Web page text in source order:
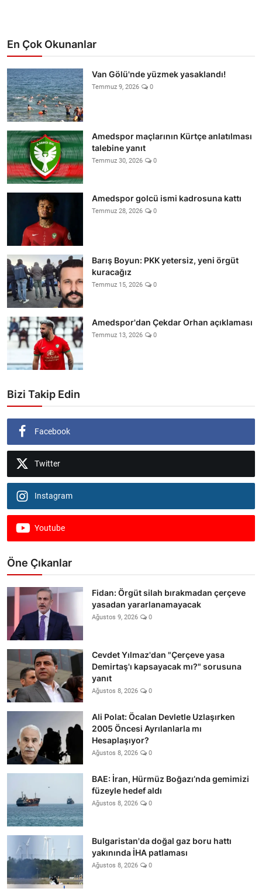
En Çok Okunanlar
Van Gölü'nde yüzmek yasaklandı!
Temmuz 9, 2026 0
Amedspor maçlarının Kürtçe anlatılması
talebine yanıt
Temmuz 30, 2026 0
Amedspor golcü ismi kadrosuna kattı
Temmuz 28, 2026 0
Barış Boyun: PKK yetersiz, yeni örgüt
kuracağız
Temmuz 15, 2026 0
Amedspor'dan Çekdar Orhan açıklaması
Temmuz 13, 2026 0
Bizi Takip Edin
Facebook
Twitter
Instagram
Youtube
Öne Çıkanlar
Fidan: Örgüt silah bırakmadan çerçeve
yasadan yararlanamayacak
Ağustos 9, 2026 0
Cevdet Yılmaz'dan "Çerçeve yasa
Demirtaş'ı kapsayacak mı?" sorusuna
yanıt
Ağustos 8, 2026 0
Ali Polat: Öcalan Devletle Uzlaşırken
2005 Öncesi Ayrılanlarla mı
Hesaplaşıyor?
Ağustos 8, 2026 0
BAE: İran, Hürmüz Boğazı’nda gemimizi
füzeyle hedef aldı
Ağustos 8, 2026 0
Bulgaristan'da doğal gaz boru hattı
yakınında İHA patlaması
Ağustos 8, 2026 0